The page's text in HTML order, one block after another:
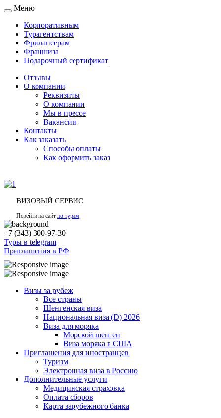
Toggle
navigation
Меню
Корпоративным
Турагентствам
Фрилансерам
Франшиза
Подарочный сертификат
Отзывы
О компании
Реквизиты
О компании
Мы в прессе
Вакансии
Контакты
Как заказать
Способы оплаты
Как оформить заказ
ВИЗОВЫЙ СЕРВИС
Перейти на сайт по турам
+7 (343) 300-97-30
Туры в telegram
Приглашения в РФ
Визы за рубеж
Все страны
Шенгенская виза
Национальная виза (D) 2026
Виза для моряка
Морской шенген
Виза моряка в США
Приглашения для иностранцев
Туризм
Электронная виза в Россию
Дополнительные услуги
Медицинская страховка
Оплата сборов
Карта зарубежного банка